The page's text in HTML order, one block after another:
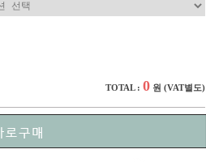
TOTAL : 0 원 (VAT별도)